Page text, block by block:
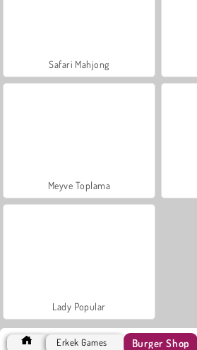
Safari Mahjong
Meyve Toplama
Lady Popular
Erkek Games Burger Shop